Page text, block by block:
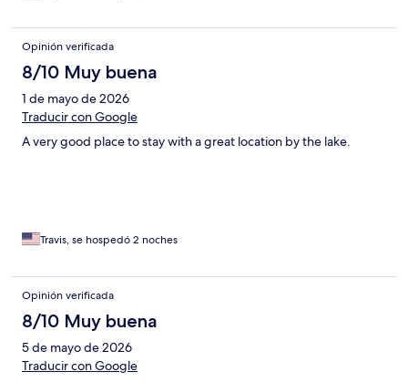
Opinión verificada
8/10 Muy buena
1 de mayo de 2026
Traducir con Google
A very good place to stay with a great location by the lake.
Travis, se hospedó 2 noches
Opinión verificada
8/10 Muy buena
5 de mayo de 2026
Traducir con Google